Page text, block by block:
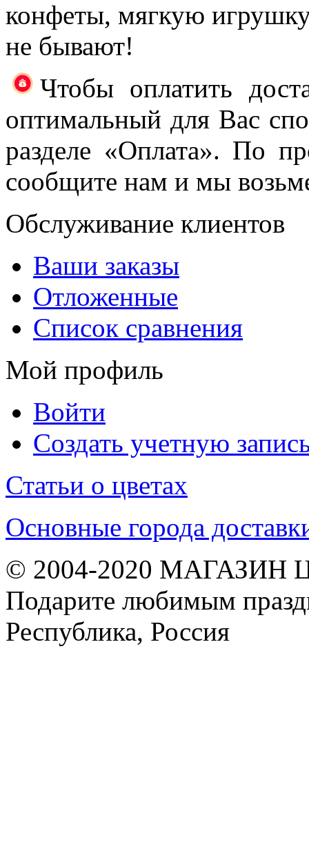
конфеты, мягкую
не бывают!
Чтобы оплатить
оптимальный для Вас
разделе «Оплата». По
сообщите нам и мы
Обслуживание клиентов
Ваши заказы
Отложенные
Список сравнения
Мой профиль
Войти
Создать учетную
Статьи о цветах
Основные города
© 2004-2020 МАГАЗИН
Подарите любимым
Республика, Россия